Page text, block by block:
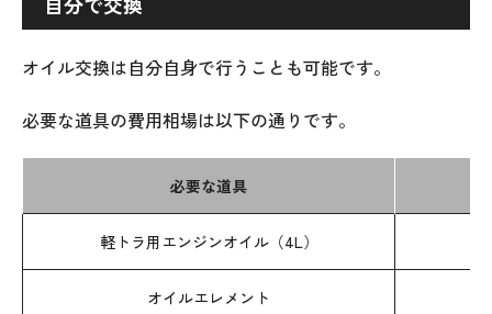
オイル交換は自分自身で行うことも可能です。
必要な道具の費用相場は以下の通りです。
必要な道具
軽トラ用エンジンオイル（4L）
オイルエレメント